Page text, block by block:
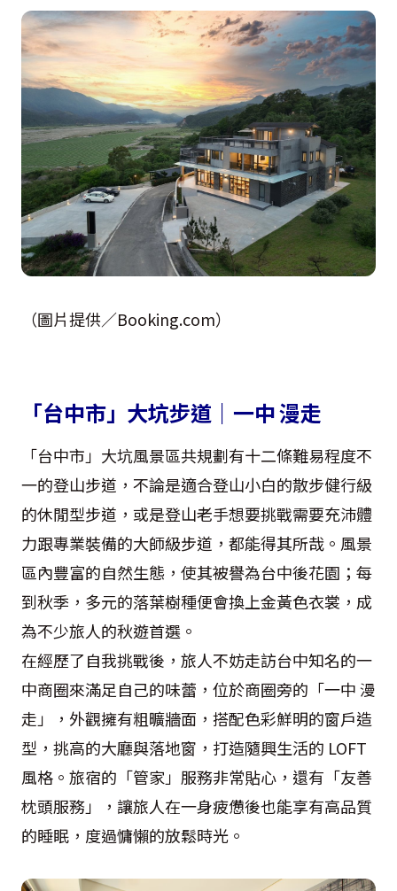
（圖片提供／Booking.com）
「台中市」大坑步道｜一中 漫走
「台中市」大坑風景區共規劃有十二條難易程度不
一的登山步道，不論是適合登山小白的散步健行級
的休閒型步道，或是登山老手想要挑戰需要充沛體
力跟專業裝備的大師級步道，都能得其所哉。風景
區內豐富的自然生態，使其被譽為台中後花園；每
到秋季，多元的落葉樹種便會換上金黃色衣裳，成
為不少旅人的秋遊首選。
在經歷了自我挑戰後，旅人不妨走訪台中知名的一
中商圈來滿足自己的味蕾，位於商圈旁的「一中 漫
走」，外觀擁有粗曠牆面，搭配色彩鮮明的窗戶造
型，挑高的大廳與落地窗，打造隨興生活的 LOFT
風格。旅宿的「管家」服務非常貼心，還有「友善
枕頭服務」，讓旅人在一身疲憊後也能享有高品質
的睡眠，度過慵懶的放鬆時光。